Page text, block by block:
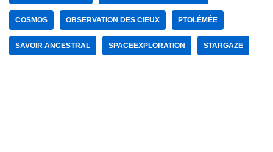
COSMOS OBSERVATION DES CIEUX PTOLÉMÉE
SAVOIR ANCESTRAL SPACEEXPLORATION STARGAZE